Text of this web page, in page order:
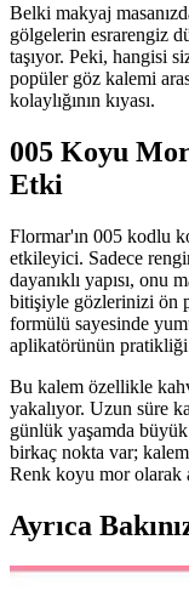
Belki makyaj
gölgelerin esrarengiz
taşıyor. Peki, hangisi
popüler göz kalemi
kolaylığının kıyası.
005 Koyu
Etki
Flormar'ın 005 kodlu
etkileyici. Sadece
dayanıklı yapısı, onu
bitişiyle gözlerinizi ön
formülü sayesinde
aplikatörünün pratikliği
Bu kalem özellikle
yakalıyor. Uzun süre
günlük yaşamda
birkaç nokta var;
Renk koyu mor olarak
Ayrıca